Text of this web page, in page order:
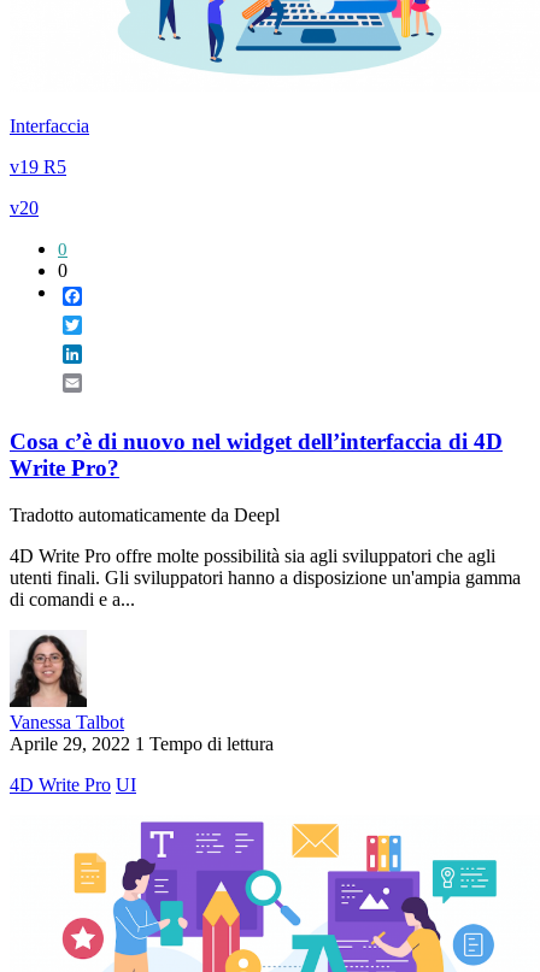
Interfaccia
v19 R5
v20
0
0
Cosa c’è di nuovo nel widget dell’interfaccia di 4D
Write Pro?
Tradotto automaticamente da Deepl
4D Write Pro offre molte possibilità sia agli sviluppatori che agli
utenti finali. Gli sviluppatori hanno a disposizione un'ampia gamma
di comandi e a...
Vanessa Talbot
Aprile 29, 2022 1 Tempo di lettura
4D Write Pro UI